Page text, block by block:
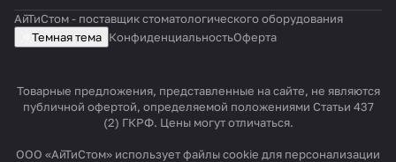
АйТиСтом - поставщик стоматологического оборудования
Темная тема КонфиденциальностьОферта
Товарные предложения, представленные на сайте, не являются
публичной офертой, определяемой положениями Статьи 437
(2) ГКРФ. Цены могут отличаться.
ООО «АйТиСтом» использует файлы cookie для персонализации